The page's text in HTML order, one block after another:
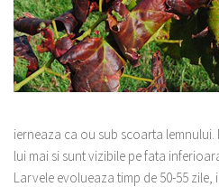
ierneaza ca ou sub scoarta
lui mai si sunt vizibile pe fata
Larvele evolueaza timp de 50-55